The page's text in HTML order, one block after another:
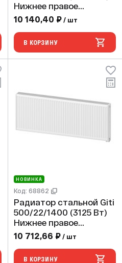
Нижнее правое
подключение
10 140,40 ₽ / шт
В КОРЗИНУ
НОВИНКА
Код: 68862
Радиатор стальной Giti
500/22/1400 (3125 Вт)
Нижнее правое
подключение
10 712,66 ₽ / шт
В КОРЗИНУ